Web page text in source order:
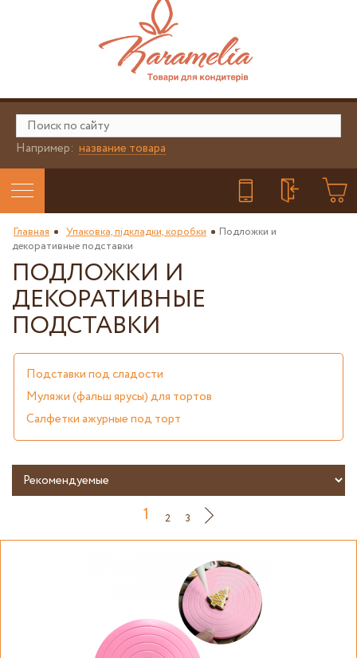
Например: название товара
Главная Упаковка, підкладки, коробки
Подложки и
декоративные подставки
ПОДЛОЖКИ И
ДЕКОРАТИВНЫЕ
ПОДСТАВКИ
Подставки под сладости
Муляжи (фальш ярусы) для тортов
Салфетки ажурные под торт
1 2 3